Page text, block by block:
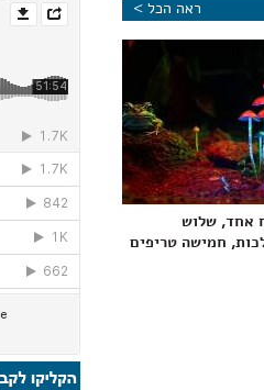
ראה הכל >
אחד, שלוש
חמישה טריפים